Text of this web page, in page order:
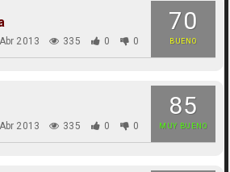
70
BUENO
2013 335 0 0
85
MUY BUENO
2013 335 0 0